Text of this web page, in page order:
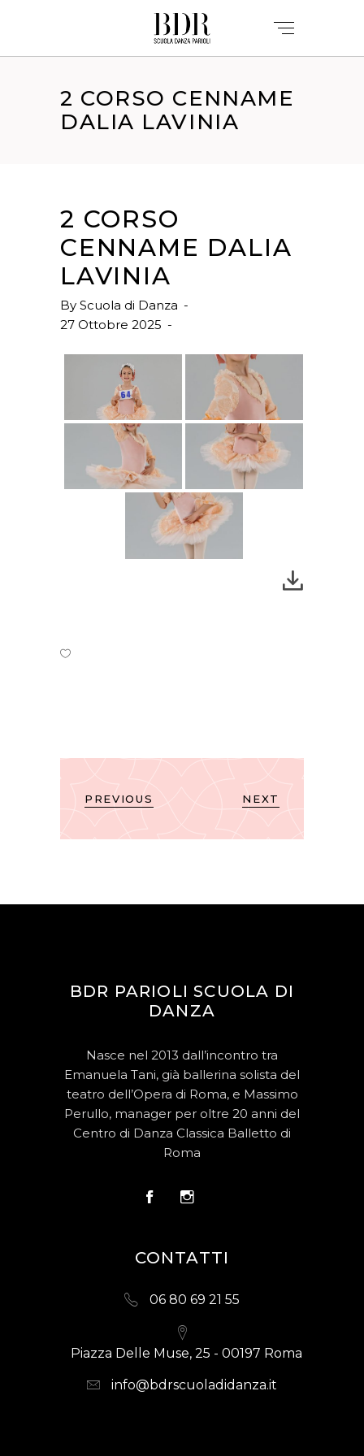
2 CORSO CENNAME
DALIA LAVINIA
2 CORSO
CENNAME DALIA
LAVINIA
By Scuola di Danza
27 Ottobre 2025
PREVIOUS NEXT
BDR PARIOLI SCUOLA DI
DANZA
Nasce nel 2013 dall’incontro tra
Emanuela Tani, già ballerina solista del
teatro dell’Opera di Roma, e Massimo
Perullo, manager per oltre 20 anni del
Centro di Danza Classica Balletto di
Roma
CONTATTI
06 80 69 21 55
Piazza Delle Muse, 25 - 00197 Roma
info@bdrscuoladidanza.it